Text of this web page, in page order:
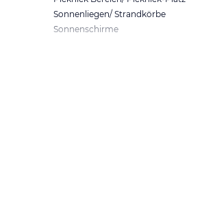
Sonnenliegen/ Strandkörbe
Sonnenschirme